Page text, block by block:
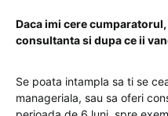
Daca imi cere
consultanta si dupa ce ii
Se poata intampla sa ti se
manageriala, sau sa oferi